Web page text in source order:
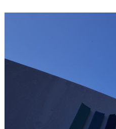
외신들도 주목한 韓축구 파문…"국민적
11시간 압수수색에 성접대 파문까지…'
[속보]규제합리화위원회 부위원장에 김
[속보]국힘 윤리위, '돌려차기 발언' 진종
[속보] 7월 중국 수출 23.9%↑ 수입